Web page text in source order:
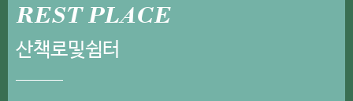
REST PLACE
산책로및쉼터